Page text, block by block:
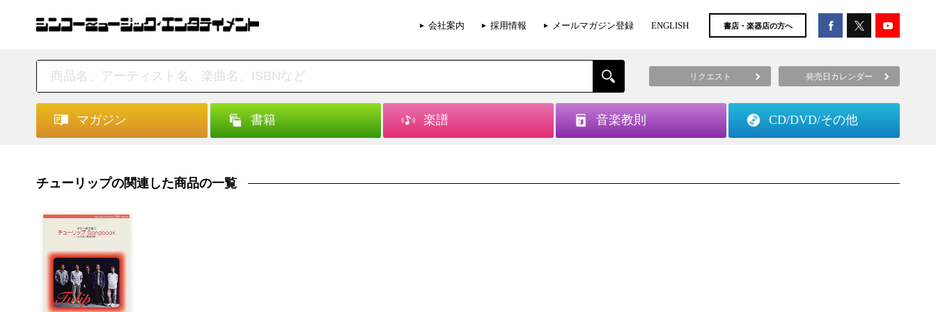
会社案内 採用情報 メールマガジン登録 ENGLISH 書店・楽器店の方へ
リクエスト 発売日カレンダー
マガジン 書籍 楽譜 音楽教則 CD/DVD/その他
チューリップの関連した商品の一覧